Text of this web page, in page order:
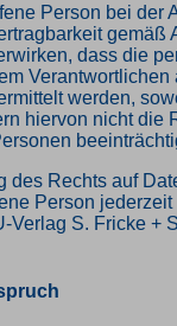
Person bei der
gemäß
dass die
werden,
hiervon nicht die
des Rechts auf
Person
Verlag S. Fricke +